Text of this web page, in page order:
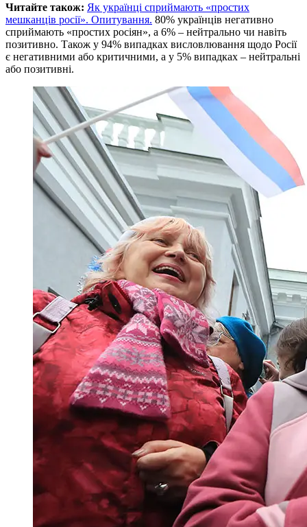
Читайте також: Як українці сприймають «простих
мешканців росії». Опитування. 80% українців негативно
сприймають «простих росіян», а 6% – нейтрально чи навіть
позитивно. Також у 94% випадках висловлювання щодо Росії
є негативними або критичними, а у 5% випадках – нейтральні
або позитивні.